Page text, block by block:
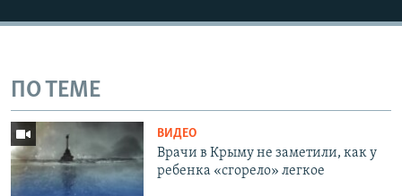
ПО ТЕМЕ
ВИДЕО
Врачи в Крыму не заметили, как у
ребенка «сгорело» легкое